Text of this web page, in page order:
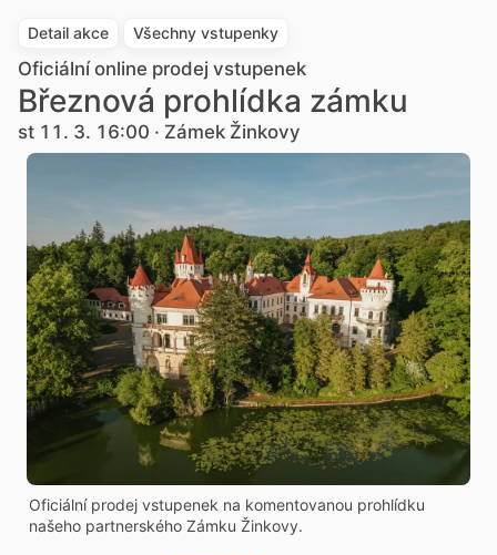
Detail akce Všechny vstupenky
Oficiální online prodej vstupenek
Březnová prohlídka zámku
st 11. 3. 16:00 · Zámek Žinkovy
Oficiální prodej vstupenek na komentovanou prohlídku
našeho partnerského Zámku Žinkovy.